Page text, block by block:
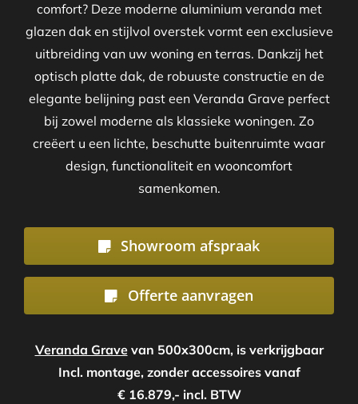
comfort? Deze moderne aluminium veranda met
glazen dak en stijlvol overstek vormt een exclusieve
uitbreiding van uw woning en terras. Dankzij het
optisch platte dak, de robuuste constructie en de
elegante belijning past een Veranda Grave perfect
bij zowel moderne als klassieke woningen. Zo
creëert u een lichte, beschutte buitenruimte waar
design, functionaliteit en wooncomfort
samenkomen.
Showroom afspraak
Offerte aanvragen
Veranda Gravevan 500x300cm, is verkrijgbaar
Incl. montage, zonder accessoires vanaf
€ 16.879,- incl. BTW